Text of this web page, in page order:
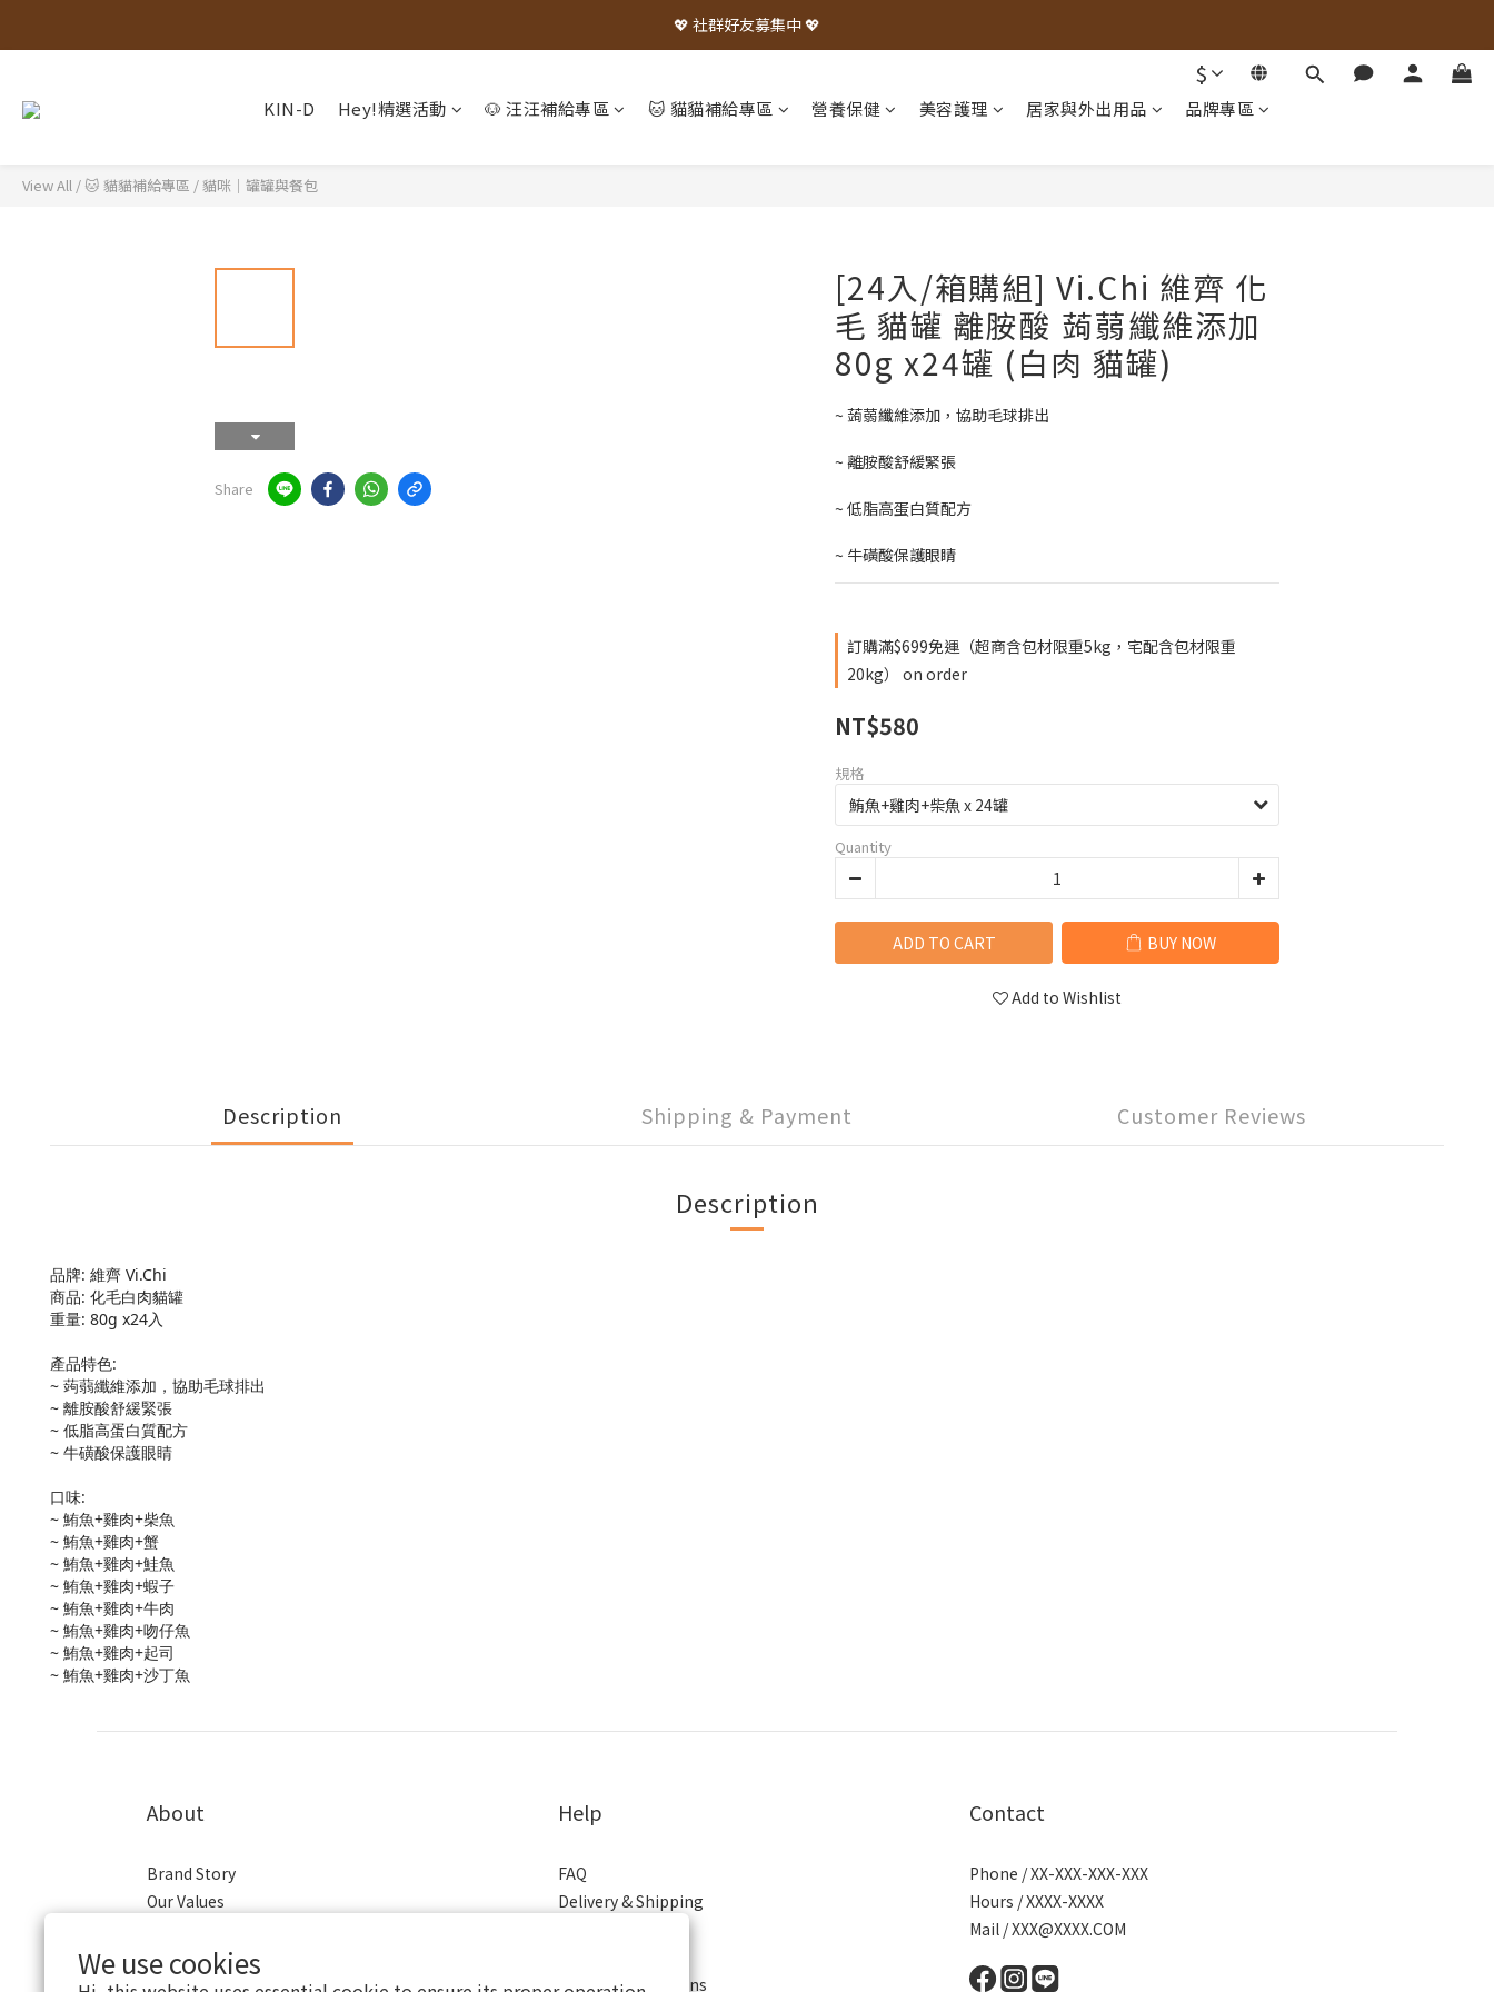
We use cookies
💖 社群好友募集中 💖
$
KIN-D Hey!精選活動 🐶 汪汪補給專區 🐱 貓貓補給專區 營養保健 美容護理 居家與外出用品 品牌專區
View All / 🐱 貓貓補給專區 /貓咪｜罐罐與餐包
Share
[24入/箱購組] Vi.Chi 維齊 化
毛 貓罐 離胺酸 蒟蒻纖維添加
80g x24罐 (白肉 貓罐)
~ 蒟蒻纖維添加，協助毛球排出
~ 離胺酸舒緩緊張
~ 低脂高蛋白質配方
~ 牛磺酸保護眼睛
訂購滿$699免運（超商含包材限重5kg，宅配含包材限重
20kg） on order
NT$580
規格
Quantity
ADD TO CART BUY NOW
Add to Wishlist
Description Shipping & Payment Customer Reviews
Description
品牌: 維齊 Vi.Chi
商品: 化毛白肉貓罐
重量: 80g x24入
產品特色:
~ 蒟蒻纖維添加，協助毛球排出
~ 離胺酸舒緩緊張
~ 低脂高蛋白質配方
~ 牛磺酸保護眼睛
口味:
~ 鮪魚+雞肉+柴魚
~ 鮪魚+雞肉+蟹
~ 鮪魚+雞肉+鮭魚
~ 鮪魚+雞肉+蝦子
~ 鮪魚+雞肉+牛肉
~ 鮪魚+雞肉+吻仔魚
~ 鮪魚+雞肉+起司
~ 鮪魚+雞肉+沙丁魚
About
Brand Story
Our Values
Help
FAQ
Delivery & Shipping
Terms & Conditions
Contact
Phone / XX-XXX-XXX-XXX
Hours / XXXX-XXXX
Mail / XXX@XXXX.COM